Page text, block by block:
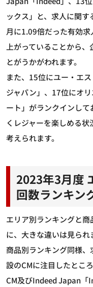
ックス」と、求人に関
月に1.09倍だった有効
上がっていることから
とがうかがわれます。
また、15位にユー・エ
ジャパン」、17位にオ
ート」がランクインし
くレジャーを楽しめる
考えられます。
2023年3月度
回数ランキン
エリア別ランキングと
に、大きな違いは見られ
商品別ランキング同様
設のCMに注目したとこ
CM及びIndeed Japan「